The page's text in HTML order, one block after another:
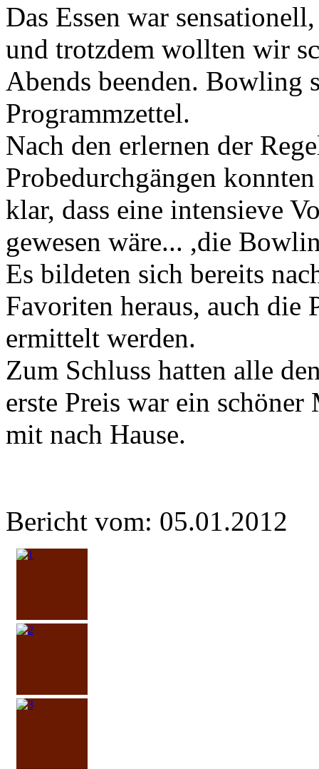
Das Essen war
und trotzdem wollten wir
Abends beenden. Bowling
Programmzettel.
Nach den erlernen der
Probedurchgängen
klar, dass eine intensieve
gewesen wäre... ,die
Es bildeten sich bereits
Favoriten heraus, auch
ermittelt werden.
Zum Schluss hatten alle
erste Preis war ein
mit nach Hause.
Bericht vom: 05.01.2012